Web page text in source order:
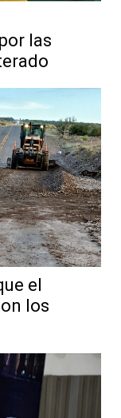
las
el
los